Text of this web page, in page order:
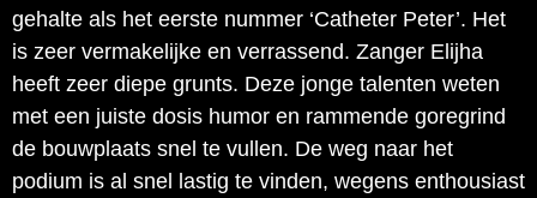
gehalte als het eerste nummer ‘Catheter Peter’. Het
is zeer vermakelijke en verrassend. Zanger Elijha
heeft zeer diepe grunts. Deze jonge talenten weten
met een juiste dosis humor en rammende goregrind
de bouwplaats snel te vullen. De weg naar het
podium is al snel lastig te vinden, wegens enthousiast